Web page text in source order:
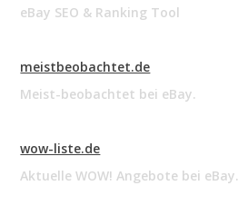
eBay SEO & Ranking Tool
meistbeobachtet.de
Meist-beobachtet bei eBay.
wow-liste.de
Aktuelle WOW! Angebote bei eBay.